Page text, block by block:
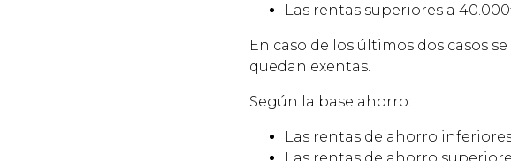
Las rentas superiores a
En caso de los últimos dos casos
quedan exentas.
Según la base ahorro:
Las rentas de ahorro